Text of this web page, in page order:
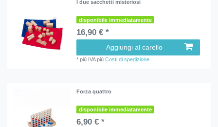
I due sacchetti misteriosi
disponibile immediatamente
16,90 € *
Aggiungi al carello
*più IVApiùCosti di spedizione
Forza quattro
disponibile immediatamente
6,90 € *